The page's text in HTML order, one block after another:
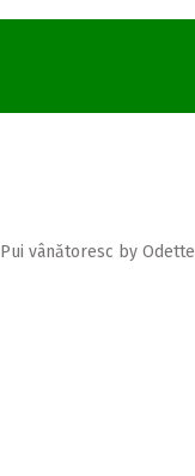
Pui vânătoresc by Odette